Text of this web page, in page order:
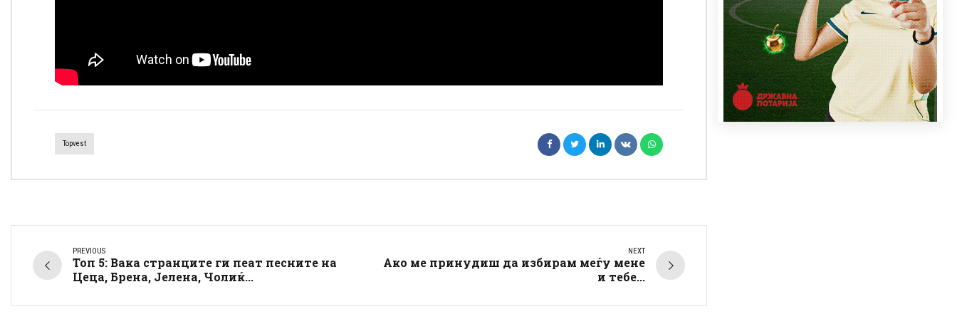
Topvest
PREVIOUS
Топ 5: Вака странците ги пеат песните на
Цеца, Брена, Јелена, Чолиќ...
NEXT
Ако ме принудиш да избирам меѓу мене
и тебе...